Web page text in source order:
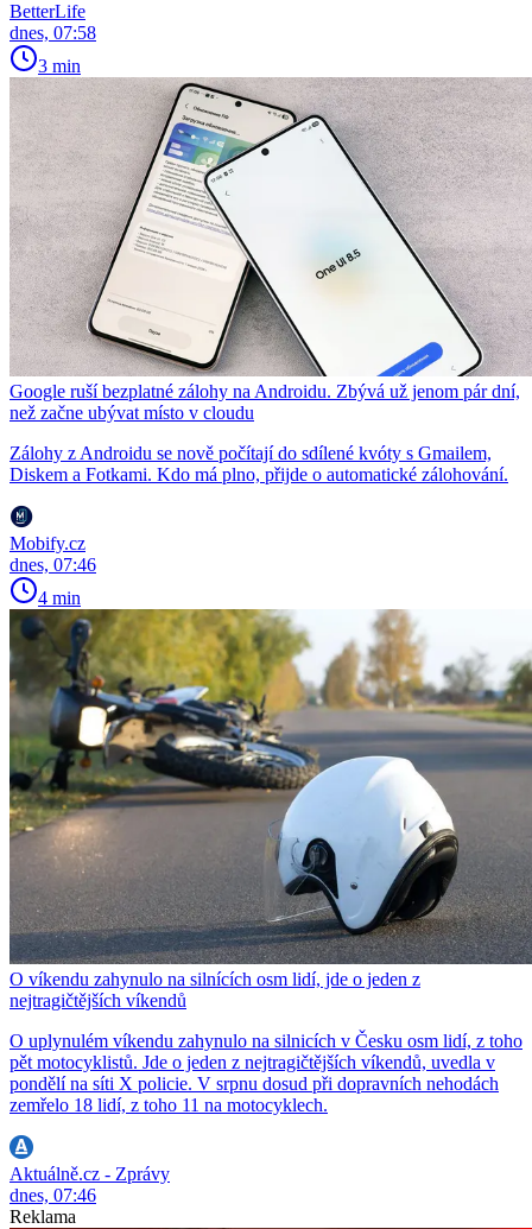
BetterLife
dnes, 07:58
3 min
Google ruší bezplatné zálohy na Androidu. Zbývá už jenom pár dní,
než začne ubývat místo v cloudu
Zálohy z Androidu se nově počítají do sdílené kvóty s Gmailem,
Diskem a Fotkami. Kdo má plno, přijde o automatické zálohování.
Mobify.cz
dnes, 07:46
4 min
O víkendu zahynulo na silnících osm lidí, jde o jeden z
nejtragičtějších víkendů
O uplynulém víkendu zahynulo na silnicích v Česku osm lidí, z toho
pět motocyklistů. Jde o jeden z nejtragičtějších víkendů, uvedla v
pondělí na síti X policie. V srpnu dosud při dopravních nehodách
zemřelo 18 lidí, z toho 11 na motocyklech.
Aktuálně.cz - Zprávy
dnes, 07:46
Reklama